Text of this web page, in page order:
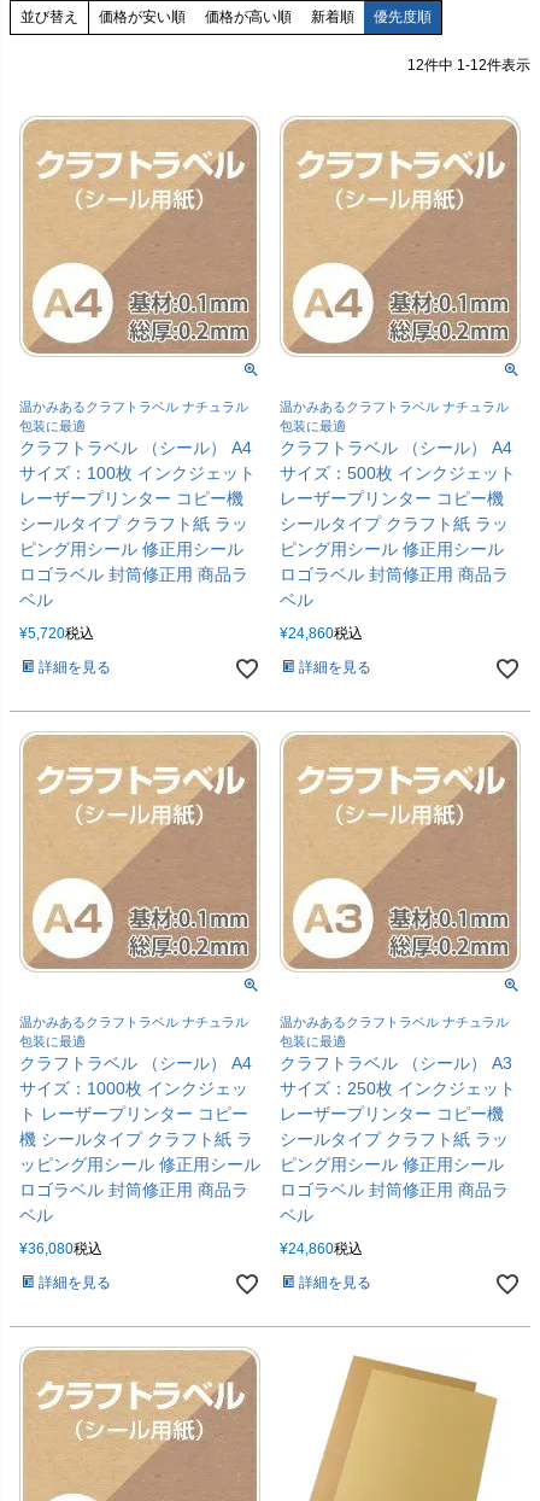
並び替え 価格が安い順 価格が高い順 新着順 優先度順
12件中 1 -12件表示
温かみあるクラフトラベル ナチュラル
包装に最適
クラフトラベル （シール） A4
サイズ：100枚 インクジェット
レーザープリンター コピー機
シールタイプ クラフト紙 ラッ
ピング用シール 修正用シール
ロゴラベル 封筒修正用 商品ラ
ベル
¥5,720税込
詳細を見る
温かみあるクラフトラベル ナチュラル
包装に最適
クラフトラベル （シール） A4
サイズ：500枚 インクジェット
レーザープリンター コピー機
シールタイプ クラフト紙 ラッ
ピング用シール 修正用シール
ロゴラベル 封筒修正用 商品ラ
ベル
¥24,860税込
詳細を見る
温かみあるクラフトラベル ナチュラル
包装に最適
クラフトラベル （シール） A4
サイズ：1000枚 インクジェッ
ト レーザープリンター コピー
機 シールタイプ クラフト紙 ラ
ッピング用シール 修正用シール
ロゴラベル 封筒修正用 商品ラ
ベル
¥36,080税込
詳細を見る
温かみあるクラフトラベル ナチュラル
包装に最適
クラフトラベル （シール） A3
サイズ：250枚 インクジェット
レーザープリンター コピー機
シールタイプ クラフト紙 ラッ
ピング用シール 修正用シール
ロゴラベル 封筒修正用 商品ラ
ベル
¥24,860税込
詳細を見る